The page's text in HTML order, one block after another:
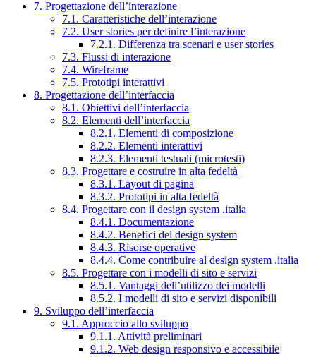
7. Progettazione dell’interazione
7.1. Caratteristiche dell’interazione
7.2. User stories per definire l’interazione
7.2.1. Differenza tra scenari e user stories
7.3. Flussi di interazione
7.4. Wireframe
7.5. Prototipi interattivi
8. Progettazione dell’interfaccia
8.1. Obiettivi dell’interfaccia
8.2. Elementi dell’interfaccia
8.2.1. Elementi di composizione
8.2.2. Elementi interattivi
8.2.3. Elementi testuali (microtesti)
8.3. Progettare e costruire in alta fedeltà
8.3.1. Layout di pagina
8.3.2. Prototipi in alta fedeltà
8.4. Progettare con il design system .italia
8.4.1. Documentazione
8.4.2. Benefici del design system
8.4.3. Risorse operative
8.4.4. Come contribuire al design system .italia
8.5. Progettare con i modelli di sito e servizi
8.5.1. Vantaggi dell’utilizzo dei modelli
8.5.2. I modelli di sito e servizi disponibili
9. Sviluppo dell’interfaccia
9.1. Approccio allo sviluppo
9.1.1. Attività preliminari
9.1.2. Web design responsivo e accessibile